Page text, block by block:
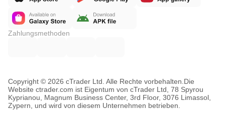
Zahlungsmethoden
Copyright © 2026 cTrader Ltd. Alle Rechte vorbehalten. Die
Website ctrader.com ist Eigentum von cTrader Ltd, 78 Spyrou
Kyprianou, Magnum Business Center, 3rd Floor, 3076 Limassol,
Zypern, und wird von diesem Unternehmen betrieben.